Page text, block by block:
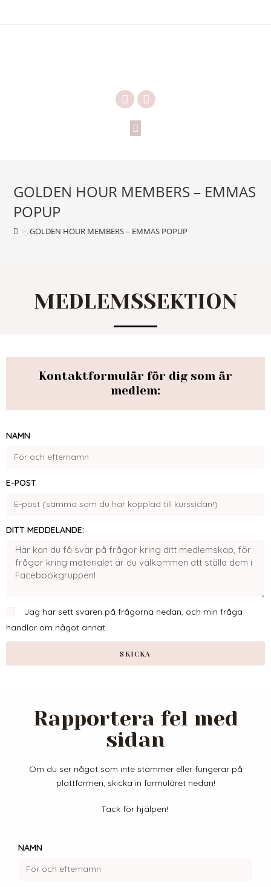
GOLDEN HOUR MEMBERS – EMMAS
POPUP
> GOLDEN HOUR MEMBERS – EMMAS POPUP
MEDLEMSSEKTION
Kontaktformulär för dig som är
medlem:
NAMN
E-POST
DITT MEDDELANDE:
Jag har sett svaren på frågorna nedan, och min fråga
handlar om något annat.
SKICKA
Rapportera fel med
sidan
Om du ser något som inte stämmer eller fungerar på
plattformen, skicka in formuläret nedan!
Tack för hjälpen!
NAMN